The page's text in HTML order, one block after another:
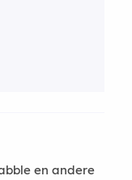
en andere